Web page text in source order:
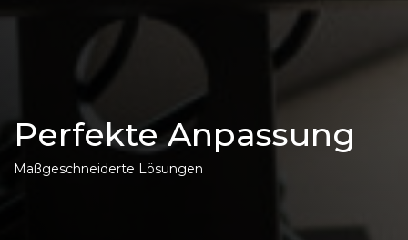
Perfekte Anpassung
Maßgeschneiderte Lösungen